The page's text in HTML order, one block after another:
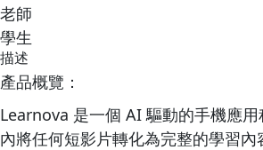
老師
學生
描述
產品概覽：
Learnova 是一個 AI 驅動的手機應
內將任何短影片轉化為完整的學習內